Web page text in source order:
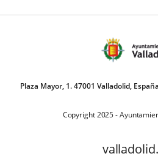
Plaza Mayor, 1. 47001 Valladolid,
Copyright 2025 -